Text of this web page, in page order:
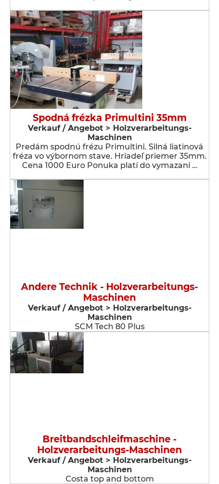
Spodná frézka Primultini 35mm
Verkauf / Angebot > Holzverarbeitungs-
Maschinen
Predám spodnú frézu Primultini. Silná liatinová
fréza vo výbornom stave. Hriadeľ priemer 35mm.
Cena 1000 Euro Ponuka platí do vymazani …
Andere Technik - Holzverarbeitungs-
Maschinen
Verkauf / Angebot > Holzverarbeitungs-
Maschinen
SCM Tech 80 Plus
Breitbandschleifmaschine -
Holzverarbeitungs-Maschinen
Verkauf / Angebot > Holzverarbeitungs-
Maschinen
Costa top and bottom